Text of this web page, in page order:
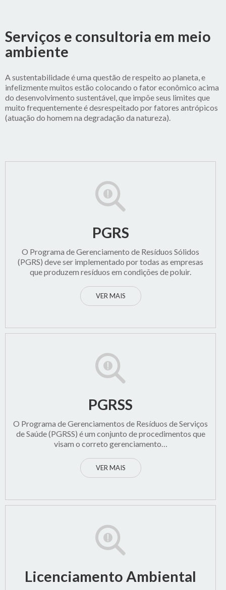
Serviços e consultoria em meio
ambiente
A sustentabilidade é uma questão de respeito ao planeta, e
infelizmente muitos estão colocando o fator econômico acima
do desenvolvimento sustentável, que impõe seus limites que
muito frequentemente é desrespeitado por fatores antrópicos
(atuação do homem na degradação da natureza).
PGRS
O Programa de Gerenciamento de Resíduos Sólidos
(PGRS) deve ser implementado por todas as empresas
que produzem resíduos em condições de poluir.
VER MAIS
PGRSS
O Programa de Gerenciamentos de Resíduos de Serviços
de Saúde (PGRSS) é um conjunto de procedimentos que
visam o correto gerenciamento…
VER MAIS
Licenciamento Ambiental